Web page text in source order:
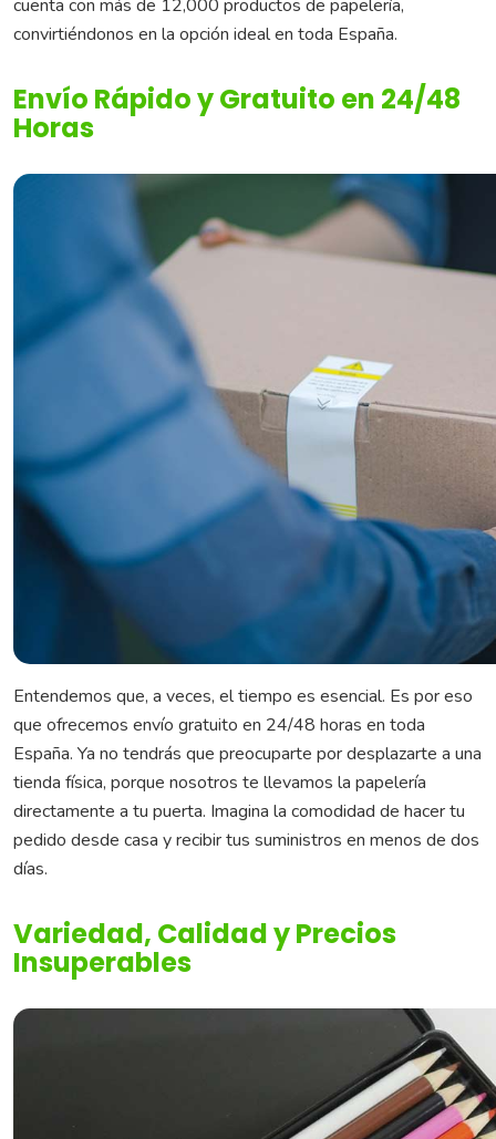
cuenta con más de 12,000 productos de papelería,
convirtiéndonos en la opción ideal en toda España.
Envío Rápido y Gratuito en 24/48
Horas
Entendemos que, a veces, el tiempo es esencial. Es por eso
que ofrecemos envío gratuito en 24/48 horas en toda
España. Ya no tendrás que preocuparte por desplazarte a una
tienda física, porque nosotros te llevamos la papelería
directamente a tu puerta. Imagina la comodidad de hacer tu
pedido desde casa y recibir tus suministros en menos de dos
días.
Variedad, Calidad y Precios
Insuperables